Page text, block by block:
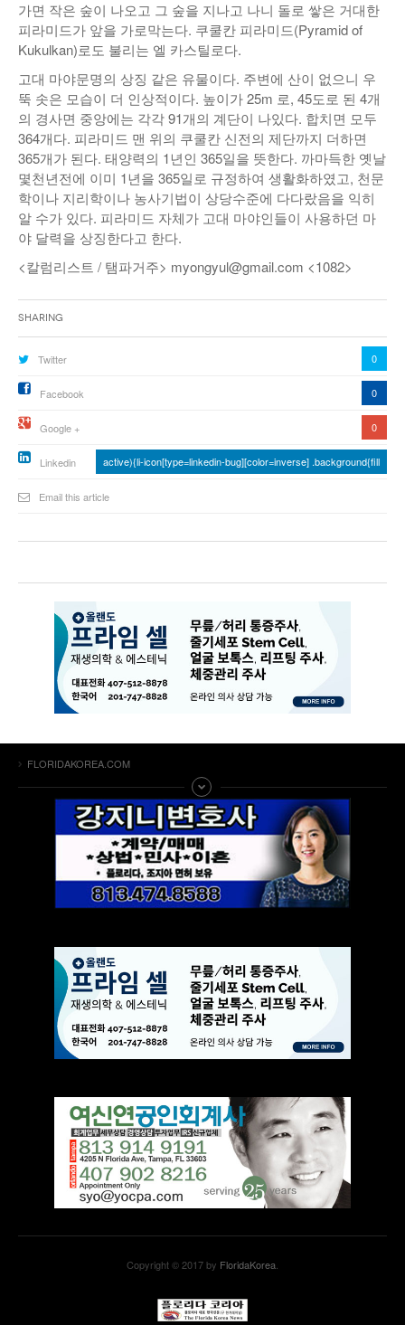
가면 작은 숲이 나오고 그 숲을 지나고 나니 돌로 쌓은 거대한
피라미드가 앞을 가로막는다. 쿠쿨칸 피라미드(Pyramid of
Kukulkan)로도 불리는 엘 카스틸로다.
고대 마야문명의 상징 같은 유물이다. 주변에 산이 없으니 우
뚝 솟은 모습이 더 인상적이다. 높이가 25m 로, 45도로 된 4개
의 경사면 중앙에는 각각 91개의 계단이 나있다. 합치면 모두
364개다. 피라미드 맨 위의 쿠쿨칸 신전의 제단까지 더하면
365개가 된다. 태양력의 1년인 365일을 뜻한다. 까마득한 옛날
몇천년전에 이미 1년을 365일로 규정하여 생활화하였고, 천문
학이나 지리학이나 농사기법이 상당수준에 다다랐음을 익히
알 수가 있다. 피라미드 자체가 고대 마야인들이 사용하던 마
야 달력을 상징한다고 한다.
<칼럼리스트 / 탬파거주> myongyul@gmail.com <1082>
Sharing
Twitter 0
Facebook 0
Google + 0
Linkedin active){li-icon[type=linkedin-bug][color=inverse] .background{fill
Email this article
FLORIDAKOREA.COM
Copyright © 2017 by FloridaKorea